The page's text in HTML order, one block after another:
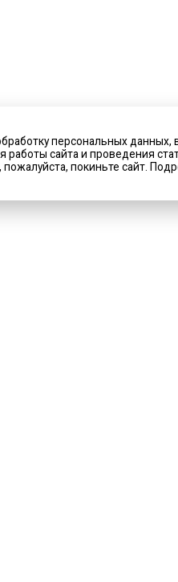
персональных
сайта и проведения
покиньте сайт.